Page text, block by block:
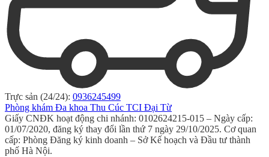
Trực sản (24/24): 0936245499
Phòng khám Đa khoa Thu Cúc TCI Đại Từ
Giấy CNĐK hoạt động chi nhánh: 0102624215-015 – Ngày cấp:
01/07/2020, đăng ký thay đổi lần thứ 7 ngày 29/10/2025. Cơ quan
cấp: Phòng Đăng ký kinh doanh – Sở Kế hoạch và Đầu tư thành
phố Hà Nội.